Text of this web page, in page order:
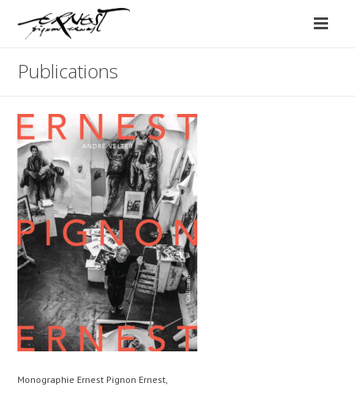
Publications
Monographie Ernest Pignon Ernest,